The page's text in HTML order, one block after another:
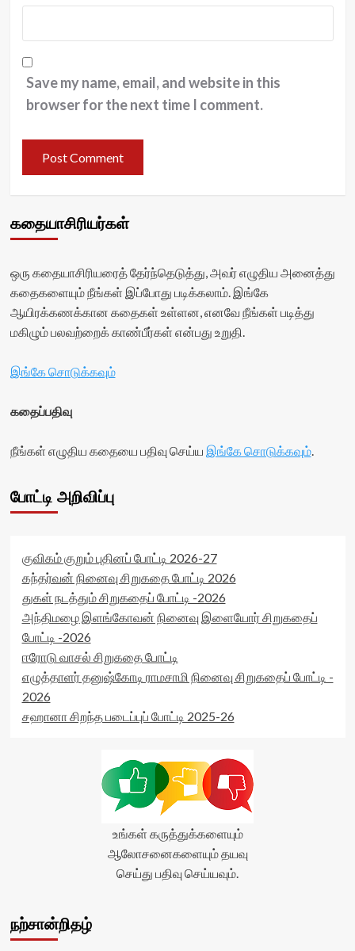
Save my name, email, and website in this
browser for the next time I comment.
கதையாசிரியர்கள்
ஒரு கதையாசிரியரைத் தேர்ந்தெடுத்து, அவர் எழுதிய அனைத்து
கதைகளையும் நீங்கள் இப்போது படிக்கலாம். இங்கே
ஆயிரக்கணக்கான கதைகள் உள்ளன, எனவே நீங்கள் படித்து
மகிழும் பலவற்றைக் காண்பீர்கள் என்பது உறுதி.
இங்கே சொடுக்கவும்
கதைப்பதிவு
நீங்கள் எழுதிய கதையை பதிவு செய்ய இங்கே சொடுக்கவும்.
போட்டி அறிவிப்பு
குவிகம் குறும் புதினப் போட்டி 2026-27
கந்தர்வன் நினைவு சிறுகதை போட்டி 2026
துகள் நடத்தும் சிறுகதைப் போட்டி -2026
அந்திமழை இளங்கோவன் நினைவு இளையோர் சிறுகதைப்
போட்டி -2026
ஈரோடு வாசல் சிறுகதை போட்டி
எழுத்தாளர் தனுஷ்கோடி ராமசாமி நினைவு சிறுகதைப் போட்டி -
2026
சஹானா சிறந்த படைப்புப் போட்டி 2025-26
உங்கள் கருத்துக்களையும்
ஆலோசனைகளையும் தயவு
செய்து பதிவு செய்யவும்.
நற்சான்றிதழ்